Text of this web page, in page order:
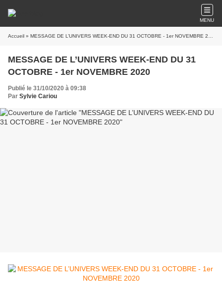
MENU
Accueil » MESSAGE DE L’UNIVERS WEEK-END DU 31 OCTOBRE - 1er NOVEMBRE 2020
MESSAGE DE L’UNIVERS WEEK-END DU 31
OCTOBRE - 1er NOVEMBRE 2020
Publié le 31/10/2020 à 09:38
Par Sylvie Cariou